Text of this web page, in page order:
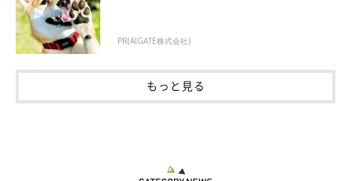
PR(AIGATE株式会社)
もっと見る